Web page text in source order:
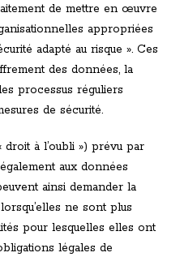
de mettre en œuvre
appropriées
adapté au risque ». Ces
des données, la
processus réguliers
de sécurité.
droit à l’oubli ») prévu par
aux données
ainsi demander la
ne sont plus
pour lesquelles elles ont
légales de